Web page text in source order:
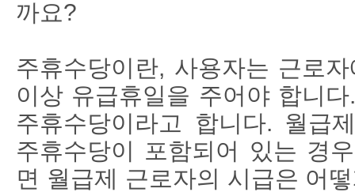
까요?
주휴수당이란, 사용자는 근로
이상 유급휴일을 주어야 합니
주휴수당이라고 합니다. 월급
주휴수당이 포함되어 있는 경
면 월급제 근로자의 시급은 어